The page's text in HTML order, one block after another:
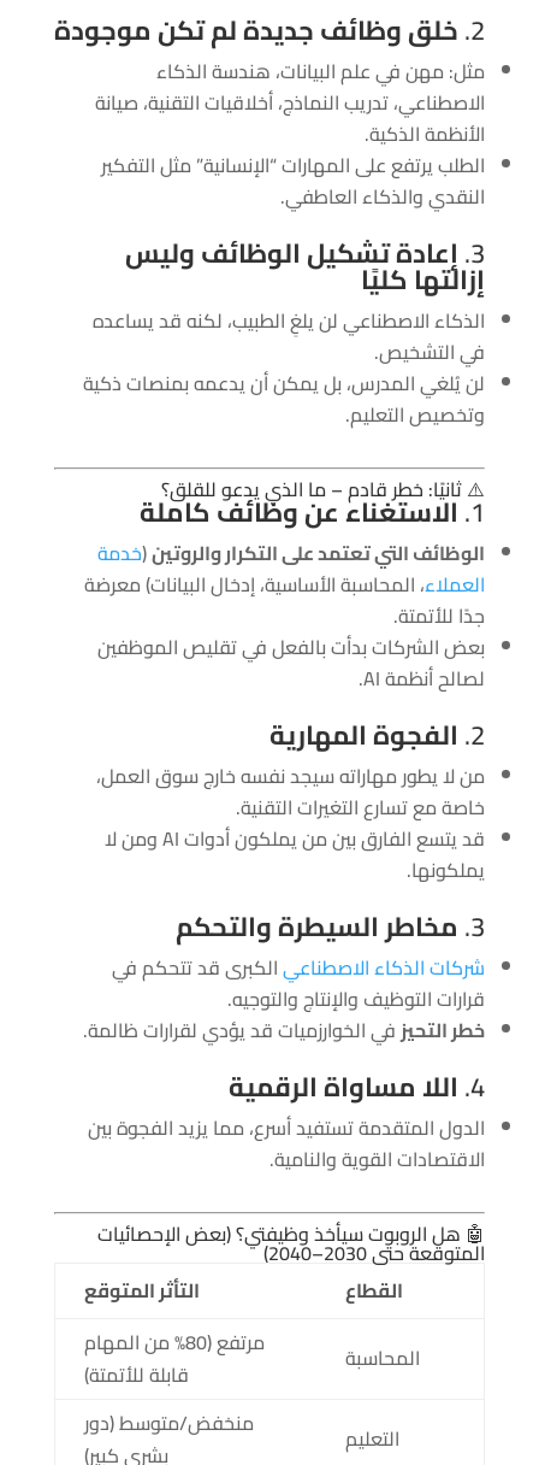
2. خلق وظائف جديدة لم تكن موجودة
مثل: مهن في علم البيانات، هندسة الذكاء
الاصطناعي، تدريب النماذج، أخلاقيات التقنية، صيانة
الأنظمة الذكية.
الطلب يرتفع على المهارات “الإنسانية” مثل التفكير
النقدي والذكاء العاطفي.
3. إعادة تشكيل الوظائف وليس
إزالتها كليًا
الذكاء الاصطناعي لن يلغِ الطبيب، لكنه قد يساعده
في التشخيص.
لن يُلغي المدرس، بل يمكن أن يدعمه بمنصات ذكية
وتخصيص التعليم.
⚠️ ثانيًا: خطر قادم – ما الذي يدعو للقلق؟
1. الاستغناء عن وظائف كاملة
الوظائف التي تعتمد على التكرار والروتين(خدمة
العملاء، المحاسبة الأساسية، إدخال البيانات) معرضة
جدًا للأتمتة.
بعض الشركات بدأت بالفعل في تقليص الموظفين
لصالح أنظمة AI.
2. الفجوة المهارية
من لا يطور مهاراته سيجد نفسه خارج سوق العمل،
خاصة مع تسارع التغيرات التقنية.
قد يتسع الفارق بين من يملكون أدوات AI ومن لا
يملكونها.
3. مخاطر السيطرة والتحكم
شركات الذكاء الاصطناعيالكبرى قد تتحكم في
قرارات التوظيف والإنتاج والتوجيه.
خطر التحيزفي الخوارزميات قد يؤدي لقرارات ظالمة.
4. اللا مساواة الرقمية
الدول المتقدمة تستفيد أسرع، مما يزيد الفجوة بين
الاقتصادات القوية والنامية.
🤖 هل الروبوت سيأخذ وظيفتي؟ (بعض الإحصائيات
المتوقعة حتى 2030–2040)
القطاع
التأثر المتوقع
المحاسبة
مرتفع (80% من المهام
قابلة للأتمتة)
التعليم
منخفض/متوسط (دور
بشري كبير)